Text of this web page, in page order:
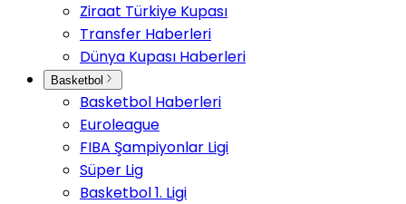
Ziraat Türkiye Kupası
Transfer Haberleri
Dünya Kupası Haberleri
Basketbol
Basketbol Haberleri
Euroleague
FIBA Şampiyonlar Ligi
Süper Lig
Basketbol 1. Ligi